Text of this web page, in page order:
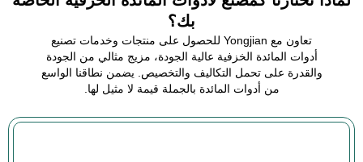
بك؟
تعاون مع Yongjian للحصول على منتجات وخدمات تصنيع
أدوات المائدة الخزفية عالية الجودة، مزيج مثالي من الجودة
والقدرة على تحمل التكاليف والتخصيص. يضمن نطاقنا الواسع
من أدوات المائدة بالجملة قيمة لا مثيل لها.